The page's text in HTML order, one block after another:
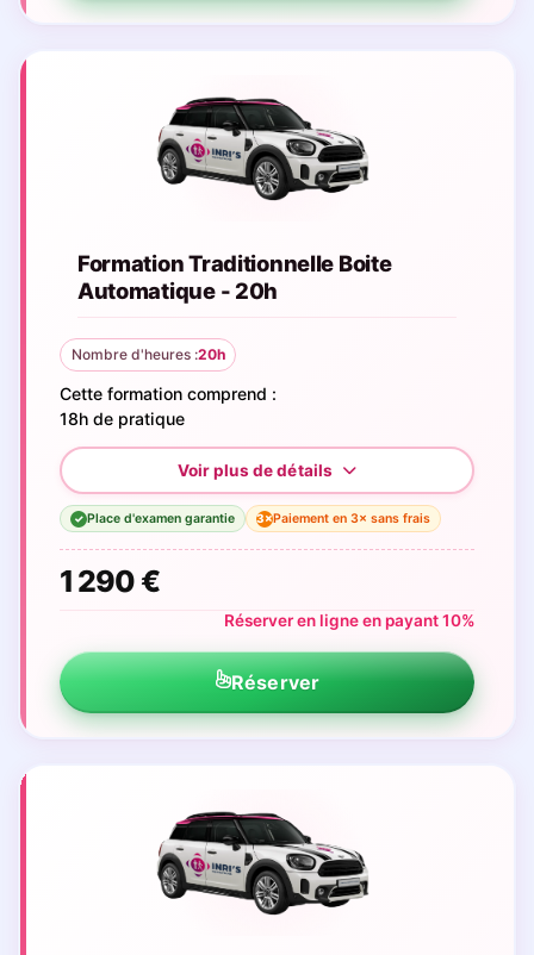
Formation Traditionnelle Boite
Automatique - 20h
Nombre d'heures :20h
Cette formation comprend :
18h de pratique
✓ Place d'examen garantie 3×Paiement en 3× sans frais
1 290 €
Réserver en ligne en payant 10%
Réserver